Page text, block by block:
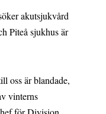
akutsjukvård
Piteå sjukhus är
oss är blandade,
vinterns